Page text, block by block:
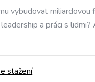
vybudovat miliardovou
a práci s lidmi?
stažení